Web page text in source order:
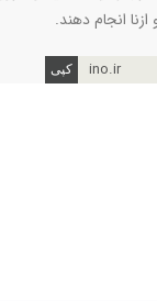
انجام دهند.
ino.ir